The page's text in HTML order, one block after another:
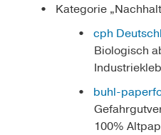
Kategorie
cph
Biologisch
buhl-
100%